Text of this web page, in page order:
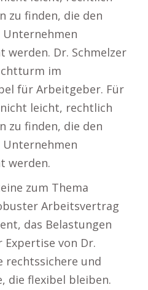
zu finden, die den
werden. Dr. Schmelzer
im
für Arbeitgeber. Für
leicht, rechtlich
zu finden, die den
werden.
zum Thema
Arbeitsvertrag
das Belastungen
von Dr.
rechtssichere und
die flexibel bleiben.